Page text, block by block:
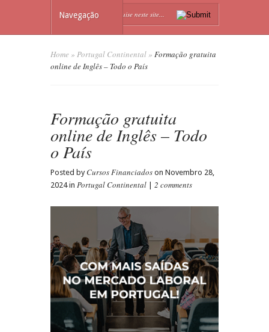
Navegação
Home » Portugal Continental» Formação gratuita
online de Inglês – Todo o País
Formação gratuita
online de Inglês – Todo
o País
Posted by Cursos Financiados on Novembro 28,
2024 in Portugal Continental 2 comments